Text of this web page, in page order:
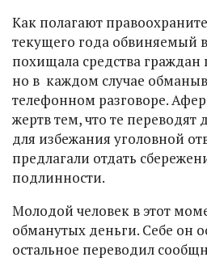
Как полагают
текущего года обвиняемый
похищала средства
но в каждом случае
телефонном разговоре.
жертв тем, что те переводят
для избежания уголовной
предлагали отдать
подлинности.
Молодой человек в этот
обманутых деньги. Себе он
остальное переводил